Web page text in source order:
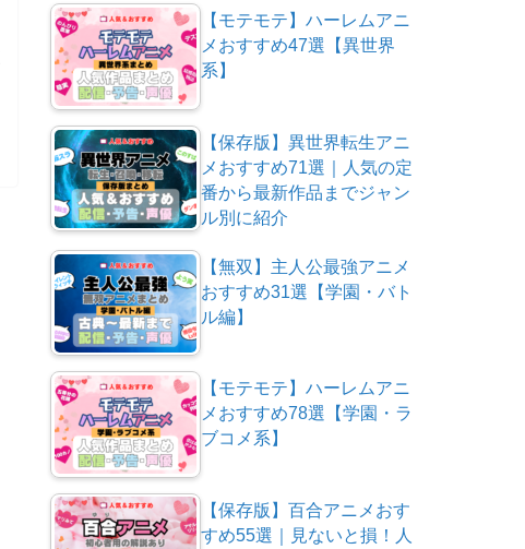
【モテモテ】ハーレムアニ
メおすすめ47選【異世界
系】
【保存版】異世界転生アニ
メおすすめ71選｜人気の定
番から最新作品までジャン
ル別に紹介
【無双】主人公最強アニメ
おすすめ31選【学園・バト
ル編】
【モテモテ】ハーレムアニ
メおすすめ78選【学園・ラ
ブコメ系】
【保存版】百合アニメおす
すめ55選｜見ないと損！人